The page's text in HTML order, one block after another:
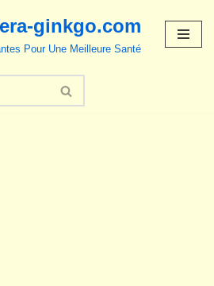
ginkgo.com
Pour Une Meilleure Santé